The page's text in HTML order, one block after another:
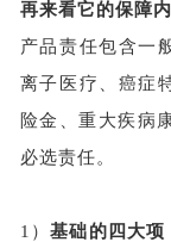
再来看它的保障内
产品责任包含一
离子医疗、癌症
险金、重大疾病
必选责任。
1）基础的四大项